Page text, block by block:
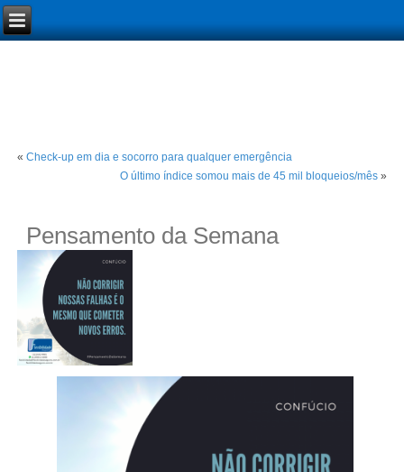
«Check-up em dia e socorro para qualquer emergência
O último índice somou mais de 45 mil bloqueios/mês»
Pensamento da Semana